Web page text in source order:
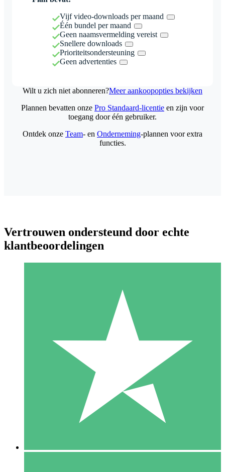
Vijf video-downloads per maand
Één bundel per maand
Geen naamsvermelding vereist
Snellere downloads
Prioriteitsondersteuning
Geen advertenties
Wilt u zich niet abonneren?Meer aankoopopties bekijken
Individuele Creditpakketten
Betaal per gebruik met downloadtegoeden. Geen maandelijkse
1000
Plannen bevatten onze Pro Standaard-licentie en zijn voor
toegang door één gebruiker.
Ontdek onze Team- en Onderneming-plannen voor extra
functies.
Vertrouwen ondersteund door echte
klantbeoordelingen